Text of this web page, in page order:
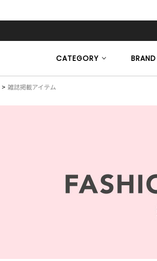
CATEGORY BRAND
雑誌掲載アイテム